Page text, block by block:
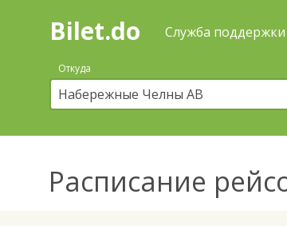
Поиск
покупка
билетов
автобус
онлайн
Bilet.do Служба поддержки
Откуда
Расписание